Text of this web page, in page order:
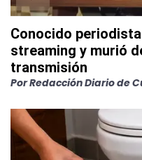
Conocido
streaming y murió
transmisión
PorRedacción Diario de